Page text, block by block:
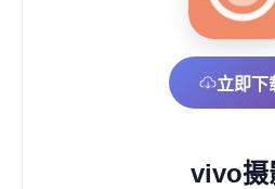
立即下
vivo摄